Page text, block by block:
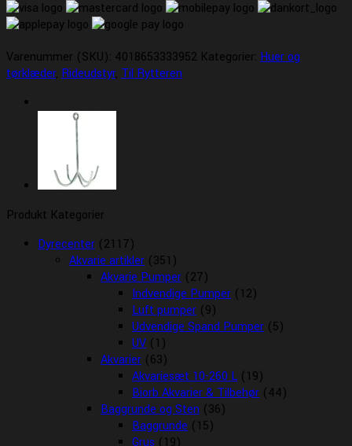
Vinter
2025
Varenummer (SKU): 4018653333952 Kategorier: Huer og
tørklæder, Rideudstyr, Til Rytteren
Produkt Kategorier
Dyrecenter (2117)
Akvarie artikler (351)
Akvarie Pumper (27)
Indvendige Pumper (12)
Luft pumper (9)
Udvendige Spand Pumper (5)
UV (1)
Akvarier (63)
Akvariesæt 10-260 L (19)
Biorb Akvarier & Tilbehør (44)
Baggrunde og Sten (36)
Baggrunde (15)
Grus (19)